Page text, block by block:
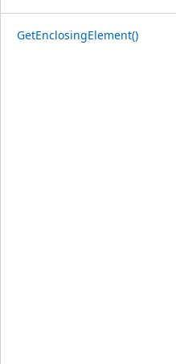
GetEnclosingElement()